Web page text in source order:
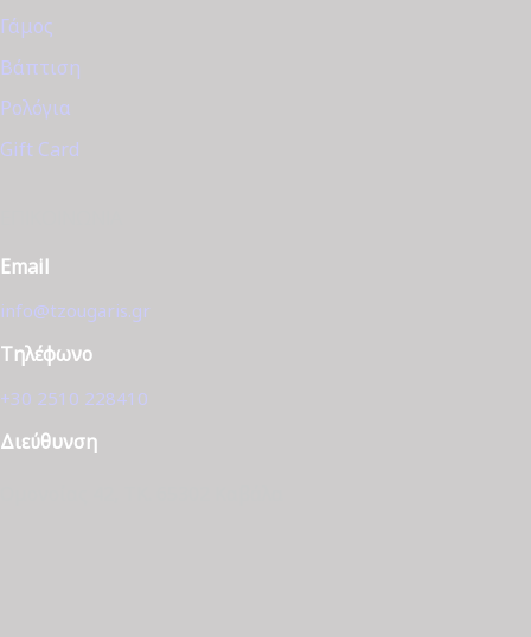
Γάμος
Βάπτιση
Ρολόγια
Gift Card
Email
info@tzougaris.gr
Τηλέφωνο
+30 2510 228410
Διεύθυνση